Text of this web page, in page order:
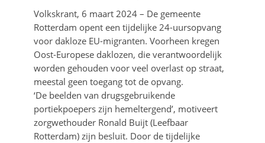
Volkskrant, 6 maart 2024 – De gemeente
Rotterdam opent een tijdelijke 24-uursopvang
voor dakloze EU-migranten. Voorheen kregen
Oost-Europese daklozen, die verantwoordelijk
worden gehouden voor veel overlast op straat,
meestal geen toegang tot de opvang.
‘De beelden van drugsgebruikende
portiekpoepers zijn hemeltergend’, motiveert
zorgwethouder Ronald Buijt (Leefbaar
Rotterdam) zijn besluit. Door de tijdelijke